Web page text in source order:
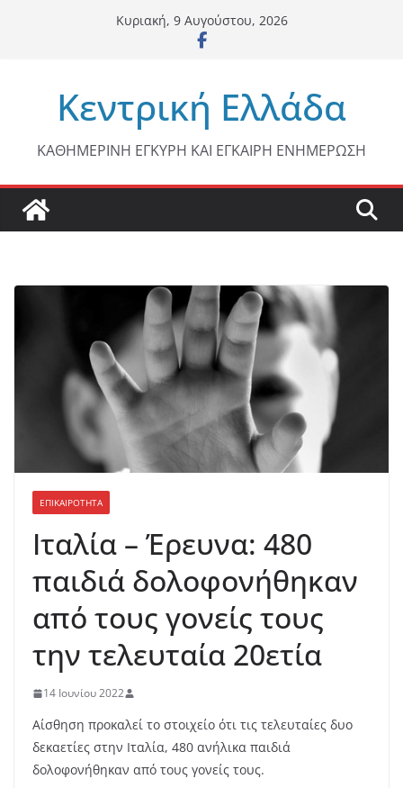
Κυριακή, 9 Αυγούστου, 2026
Κεντρική Ελλάδα
ΚΑΘΗΜΕΡΙΝΗ ΕΓΚΥΡΗ ΚΑΙ ΕΓΚΑΙΡΗ ΕΝΗΜΕΡΩΣΗ
ΕΠΙΚΑΙΡΟΤΗΤΑ
Ιταλία – Έρευνα: 480
παιδιά δολοφονήθηκαν
από τους γονείς τους
την τελευταία 20ετία
14 Ιουνίου 2022
Αίσθηση προκαλεί το στοιχείο ότι τις τελευταίες δυο
δεκαετίες στην Ιταλία, 480 ανήλικα παιδιά
δολοφονήθηκαν από τους γονείς τους.